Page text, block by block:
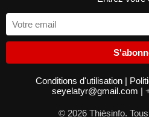
Conditions d'utilisation |
seyelatyr@gmail.com |
© 2026 Thièsinfo.